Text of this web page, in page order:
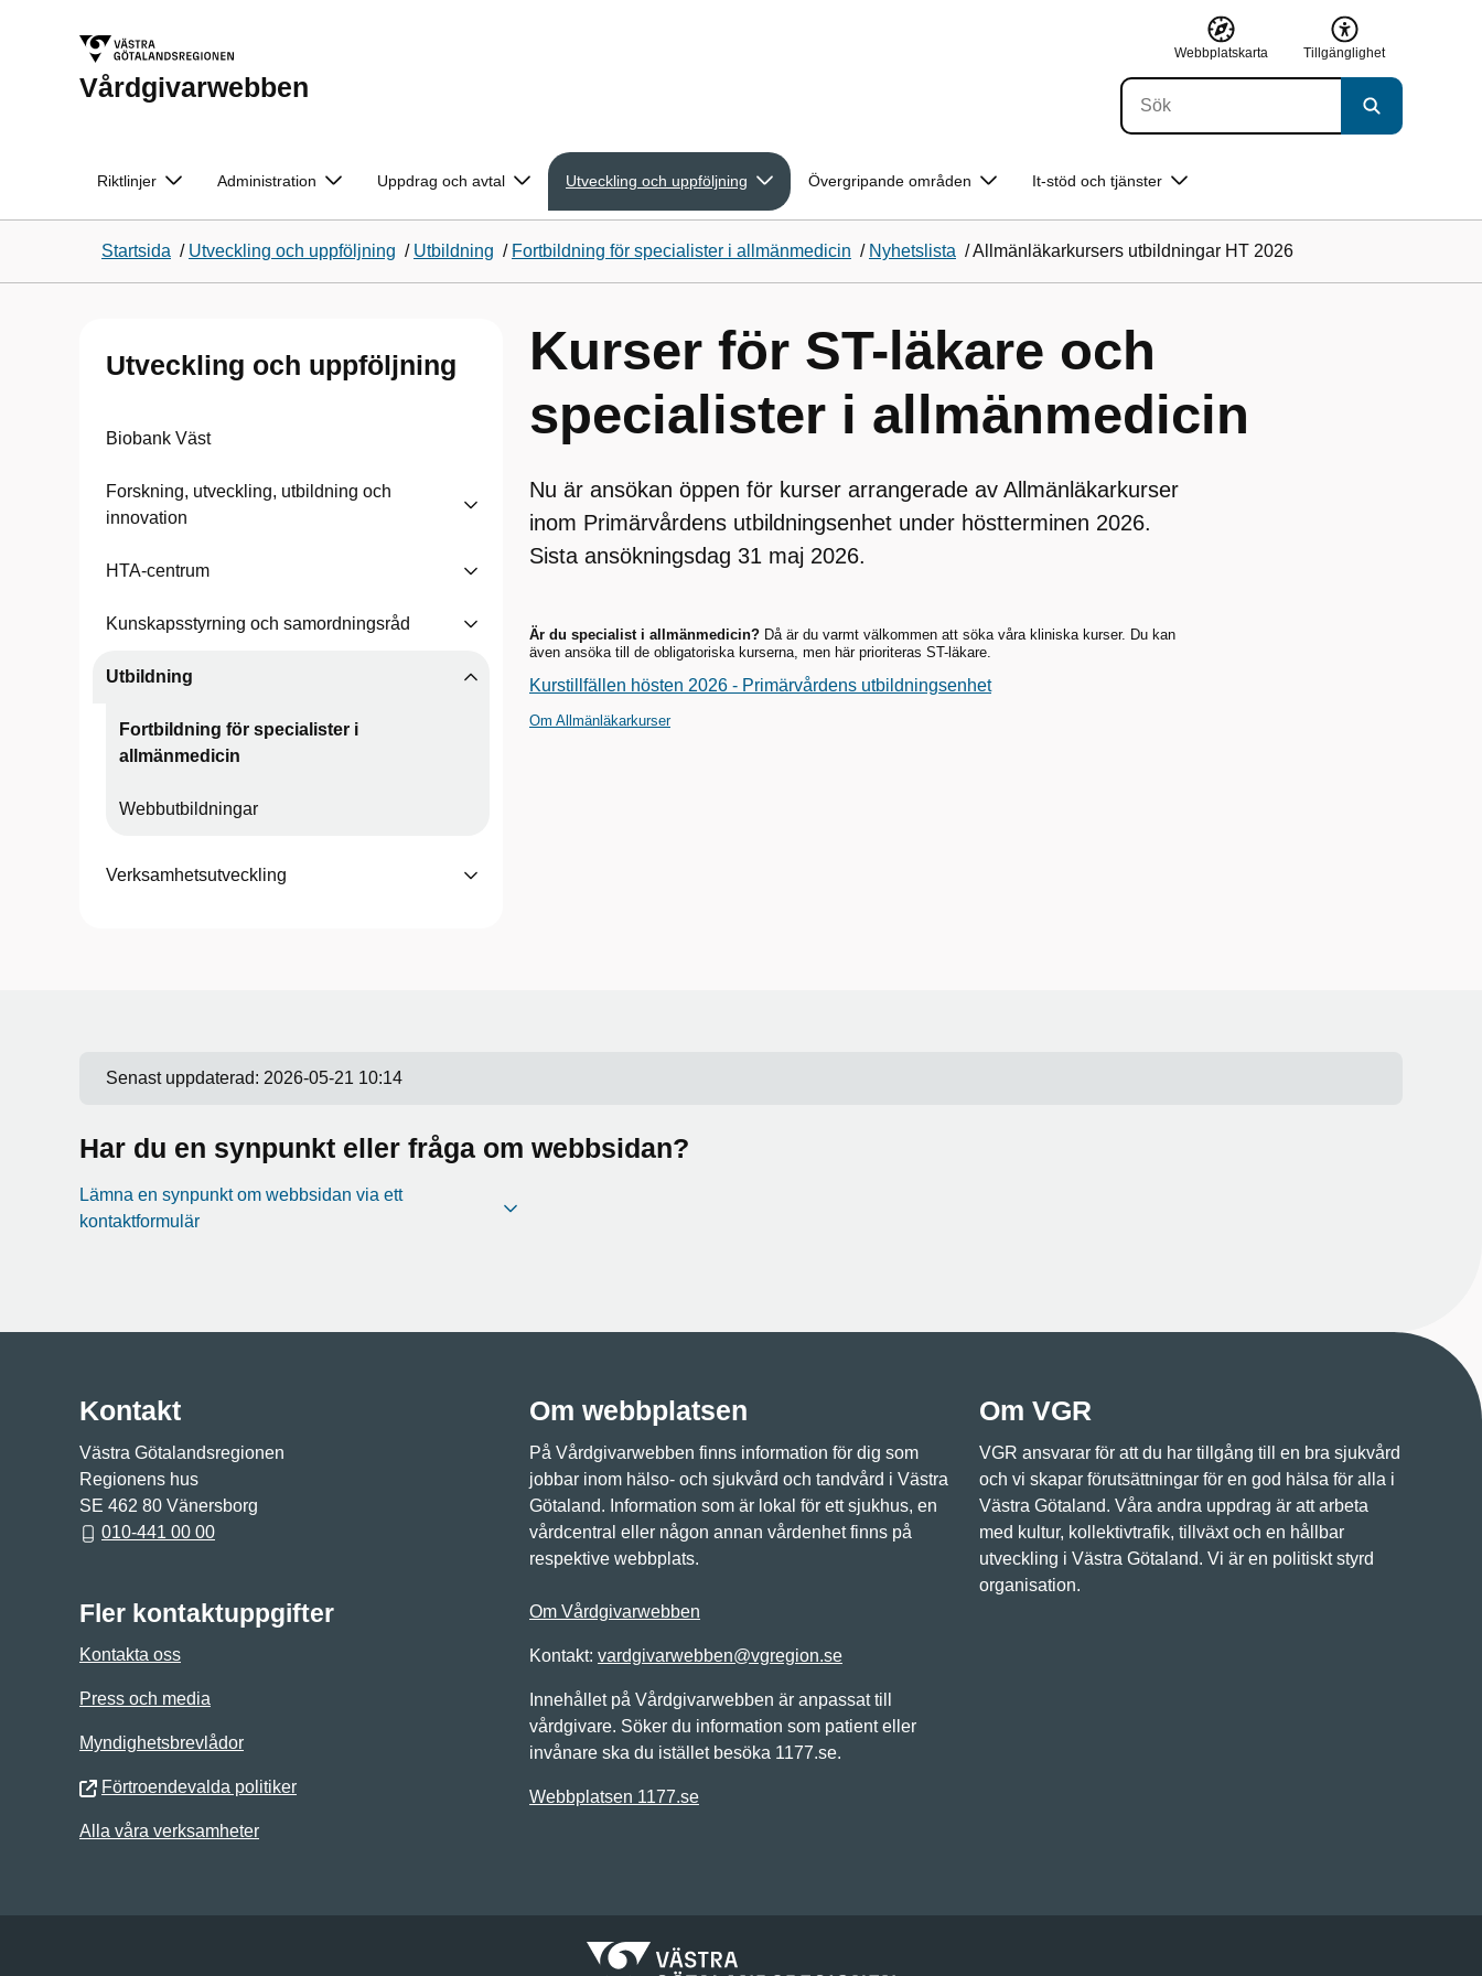
Vårdgivarwebben
Webbplatskarta Tillgänglighet
Riktlinjer Administration Uppdrag och avtal Utveckling och uppföljning Övergripande områden It-stöd och tjänster
Startsida / Utveckling och uppföljning / Utbildning / Fortbildning för specialister i allmänmedicin / Nyhetslista /Allmänläkarkursers utbildningar HT 2026
Utveckling och uppföljning
Biobank Väst
Forskning, utveckling, utbildning och
innovation
HTA-centrum
Kunskapsstyrning och samordningsråd
Utbildning
Fortbildning för specialister i
allmänmedicin
Webbutbildningar
Verksamhetsutveckling
Kurser för ST-läkare och
specialister i allmänmedicin
Nu är ansökan öppen för kurser arrangerade av Allmänläkarkurser
inom Primärvårdens utbildningsenhet under höstterminen 2026.
Sista ansökningsdag 31 maj 2026.
Är du specialist i allmänmedicin? Då är du varmt välkommen att söka våra kliniska kurser. Du kan
även ansöka till de obligatoriska kurserna, men här prioriteras ST-läkare.
Kurstillfällen hösten 2026 - Primärvårdens utbildningsenhet
Om Allmänläkarkurser
Senast uppdaterad: 2026-05-21 10:14
Har du en synpunkt eller fråga om webbsidan?
Lämna en synpunkt om webbsidan via ett
kontaktformulär
Kontakt
Västra Götalandsregionen
Regionens hus
SE 462 80 Vänersborg
010-441 00 00
Fler kontaktuppgifter
Kontakta oss
Press och media
Myndighetsbrevlådor
Förtroendevalda politiker
Alla våra verksamheter
Om webbplatsen
På Vårdgivarwebben finns information för dig som
jobbar inom hälso- och sjukvård och tandvård i Västra
Götaland. Information som är lokal för ett sjukhus, en
vårdcentral eller någon annan vårdenhet finns på
respektive webbplats.
Om Vårdgivarwebben
Kontakt: vardgivarwebben@vgregion.se
Innehållet på Vårdgivarwebben är anpassat till
vårdgivare. Söker du information som patient eller
invånare ska du istället besöka 1177.se.
Webbplatsen 1177.se
Om VGR
VGR ansvarar för att du har tillgång till en bra sjukvård
och vi skapar förutsättningar för en god hälsa för alla i
Västra Götaland. Våra andra uppdrag är att arbeta
med kultur, kollektivtrafik, tillväxt och en hållbar
utveckling i Västra Götaland. Vi är en politiskt styrd
organisation.